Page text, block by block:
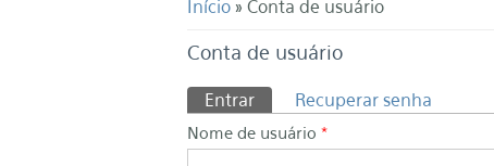
Você está aqui
Início » Conta de usuário
Conta de usuário
Abas primárias
Entrar (aba ativa)
Recuperar senha
Nome de usuário *